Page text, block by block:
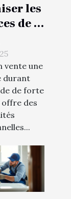
les
de la
votre
en
de
vente une
durant
de forte
offre des